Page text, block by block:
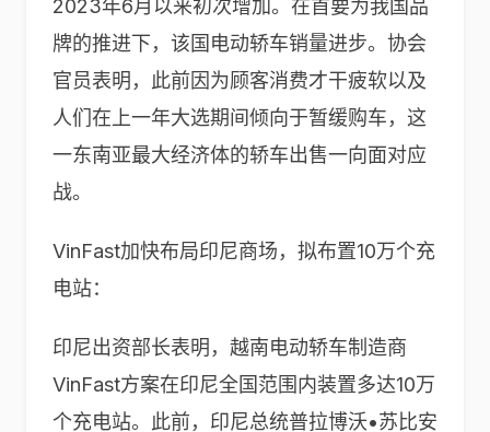
2023年6月以来初次增加。在首要为我国品
牌的推进下，该国电动轿车销量进步。协会
官员表明，此前因为顾客消费才干疲软以及
人们在上一年大选期间倾向于暂缓购车，这
一东南亚最大经济体的轿车出售一向面对应
战。
VinFast加快布局印尼商场，拟布置10万个充
电站：
印尼出资部长表明，越南电动轿车制造商
VinFast方案在印尼全国范围内装置多达10万
个充电站。此前，印尼总统普拉博沃•苏比安